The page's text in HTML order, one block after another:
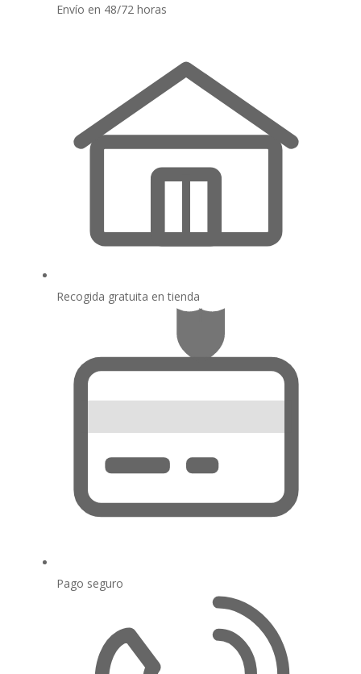
Envío en 48/72 horas
Recogida gratuita en tienda
Pago seguro